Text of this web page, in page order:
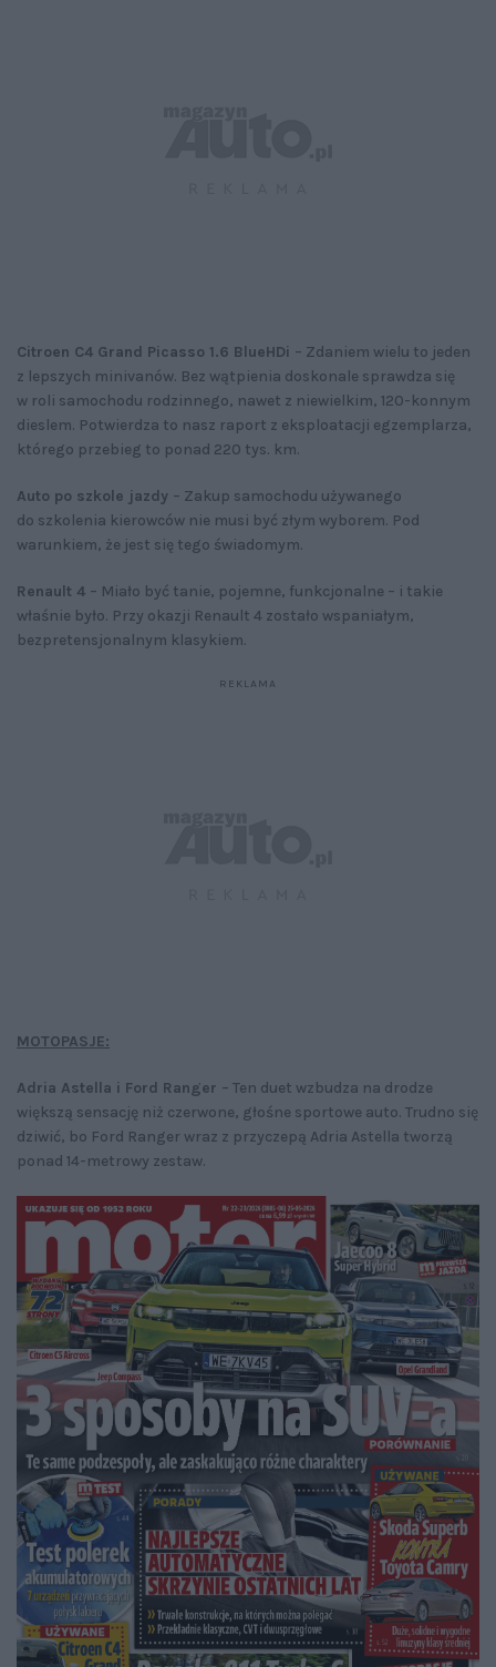
Citroen C4 Grand Picasso 1.6 BlueHDi – Zdaniem wielu to jeden
z lepszych minivanów. Bez wątpienia doskonale sprawdza się
w roli samochodu rodzinnego, nawet z niewielkim, 120-konnym
dieslem. Potwierdza to nasz raport z eksploatacji egzemplarza,
którego przebieg to ponad 220 tys. km.
Auto po szkole jazdy – Zakup samochodu używanego
do szkolenia kierowców nie musi być złym wyborem. Pod
warunkiem, że jest się tego świadomym.
Renault 4 – Miało być tanie, pojemne, funkcjonalne – i takie
właśnie było. Przy okazji Renault 4 zostało wspaniałym,
bezpretensjonalnym klasykiem.
MOTOPASJE:
Adria Astella i Ford Ranger – Ten duet wzbudza na drodze
większą sensację niż czerwone, głośne sportowe auto. Trudno się
dziwić, bo Ford Ranger wraz z przyczepą Adria Astella tworzą
ponad 14-metrowy zestaw.